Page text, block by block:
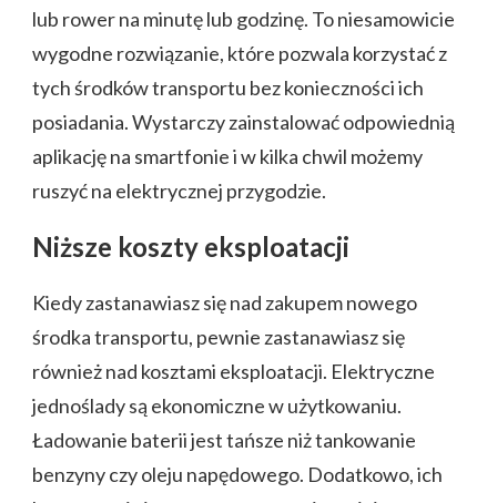
lub rower na minutę lub godzinę. To niesamowicie
wygodne rozwiązanie, które pozwala korzystać z
tych środków transportu bez konieczności ich
posiadania. Wystarczy zainstalować odpowiednią
aplikację na smartfonie i w kilka chwil możemy
ruszyć na elektrycznej przygodzie.
Niższe koszty eksploatacji
Kiedy zastanawiasz się nad zakupem nowego
środka transportu, pewnie zastanawiasz się
również nad kosztami eksploatacji. Elektryczne
jednoślady są ekonomiczne w użytkowaniu.
Ładowanie baterii jest tańsze niż tankowanie
benzyny czy oleju napędowego. Dodatkowo, ich